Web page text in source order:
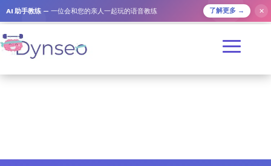
AI 助手教练 — 一位会和您的亲人一起玩的语音教练 了解更多 → ✕